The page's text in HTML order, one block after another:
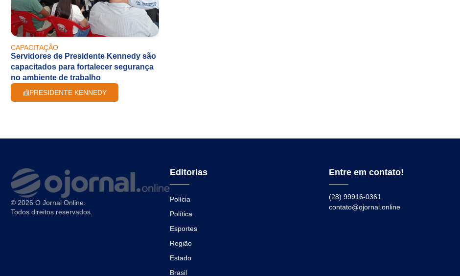
CAPACITAÇÃO
Servidores de Presidente Kennedy são
capacitados para fortalecer segurança
no ambiente de trabalho
PRESIDENTE KENNEDY
© 2026 O Jornal Online.
Todos direitos reservados.
Editorias
Polícia
Política
Esportes
Região
Estado
Brasil
Entre em contato!
(28) 99916-0361
contato@ojornal.online